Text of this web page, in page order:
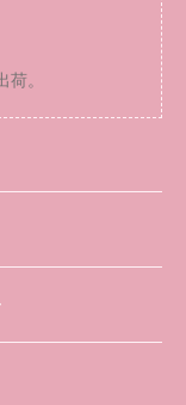
。